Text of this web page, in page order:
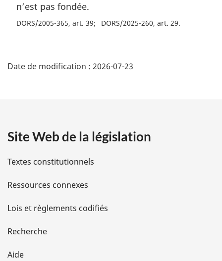
n’est pas fondée.
DORS/2005-365, art. 39 DORS/2025-260, art. 29
é
i
l
s
d
e
l
Date de modification : 2026-07-23
Site Web de la législation
Textes constitutionnels
Ressources connexes
Lois et règlements codifiés
Recherche
Aide